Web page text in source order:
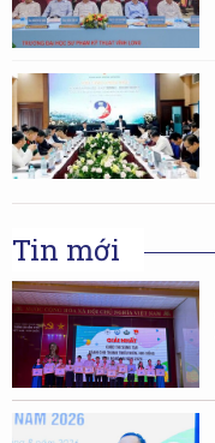
Tin mới